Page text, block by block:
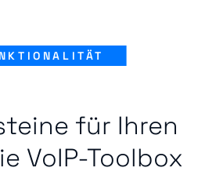
für Ihren
VoIP-Toolbox